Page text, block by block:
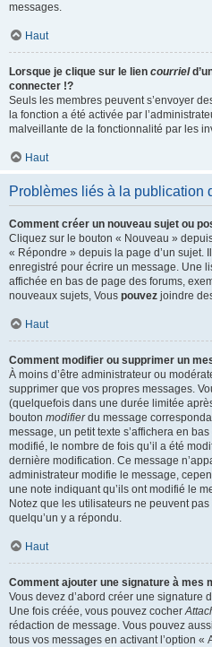
messages.
Haut
Lorsque je clique sur le lien courriel
connecter !?
Seuls les membres peuvent s’envoyer
la fonction a été activée par
malveillante de la fonctionnalité par les
Haut
Problèmes liés à la publication
Comment créer un nouveau sujet ou
Cliquez sur le bouton « Nouveau »
« Répondre » depuis la page d’un sujet.
enregistré pour écrire un message. Une
affichée en bas de page des forums,
nouveaux sujets, Vous pouvez joindre
Haut
Comment modifier ou supprimer un
À moins d’être administrateur ou
supprimer que vos propres messages.
(quelquefois dans une durée limitée
bouton modifierdu message
message, un petit texte s’affichera en
modifié, le nombre de fois qu’il a été
dernière modification. Ce message
administrateur modifie le message,
une note indiquant qu’ils ont modifié le
Notez que les utilisateurs ne peuvent
quelqu’un y a répondu.
Haut
Comment ajouter une signature à mes
Vous devez d’abord créer une signature
Une fois créée, vous pouvez cocher
rédaction de message. Vous pouvez
tous vos messages en activant l’option «